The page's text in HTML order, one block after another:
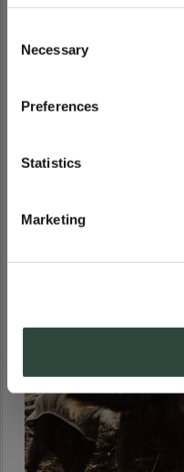
Selection
Necessary
Preferences
Statistics
Marketing
lige inden du får
ved stranden.